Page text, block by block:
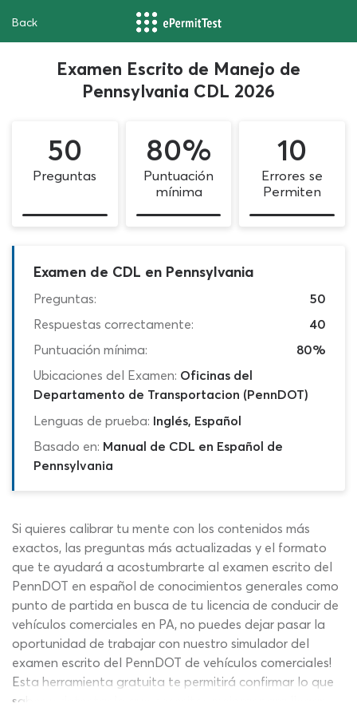
Back
Examen Escrito de Manejo de
Pennsylvania CDL 2026
50
Preguntas
80%
Puntuación
mínima
10
Errores se
Permiten
Examen de CDL en Pennsylvania
Preguntas:
50
Respuestas correctamente:
40
Puntuación mínima:
80%
Ubicaciones del Examen: Oficinas del
Departamento de Transportacion (PennDOT)
Lenguas de prueba: Inglés, Español
Basado en: Manual de CDL en Español de
Pennsylvania
Si quieres calibrar tu mente con los contenidos más
exactos, las preguntas más actualizadas y el formato
que te ayudará a acostumbrarte al examen escrito del
PennDOT en español de conocimientos generales como
punto de partida en busca de tu licencia de conducir de
vehículos comerciales en PA, no puedes dejar pasar la
oportunidad de trabajar con nuestro simulador del
examen escrito del PennDOT de vehículos comerciales!
Esta herramienta gratuita te permitirá confirmar lo que
sabes y detectar lo que necesitas mejorar para llegar